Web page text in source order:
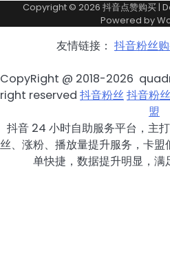
Copyright © 2026 抖音点赞购买 |
Powered by
友情链接： 抖音粉丝
CopyRight @ 2018-2026
right reserved 抖音粉丝抖音粉丝
盟
抖音 24 小时自助服务平台，主
丝、涨粉、播放量提升服务，卡
单快捷，数据提升明显，满